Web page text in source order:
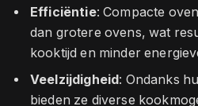
Efficiëntie: Compacte
dan grotere ovens, wat
kooktijd en minder
Veelzijdigheid : Ondanks
bieden ze diverse